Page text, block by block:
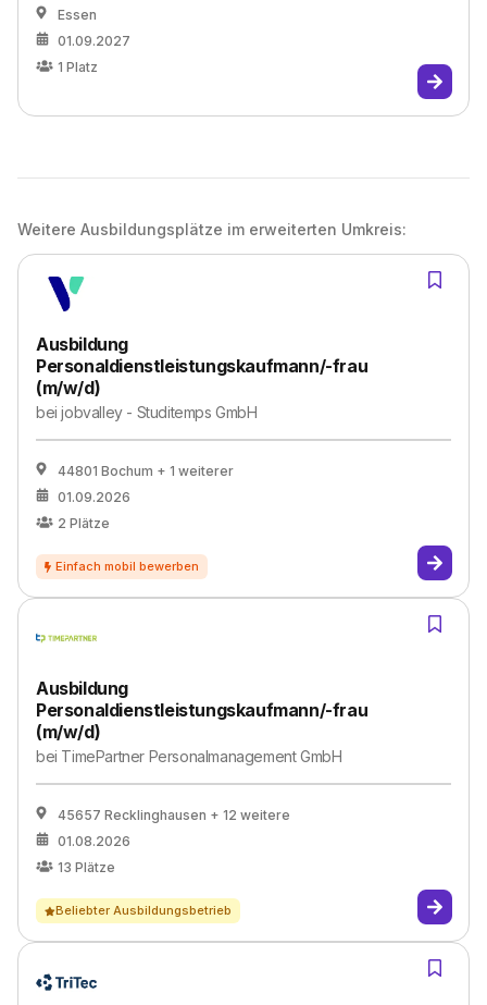
Essen
01.09.2027
1 Platz
Weitere Ausbildungsplätze im erweiterten Umkreis:
Ausbildung
Personaldienstleistungskaufmann/-frau
(m/w/d)
beijobvalley - Studitemps GmbH
44801 Bochum + 1 weiterer
01.09.2026
2 Plätze
Ausbildung
Personaldienstleistungskaufmann/-frau
(m/w/d)
bei TimePartner Personalmanagement GmbH
45657 Recklinghausen + 12 weitere
01.08.2026
13 Plätze
Beliebter Ausbildungsbetrieb